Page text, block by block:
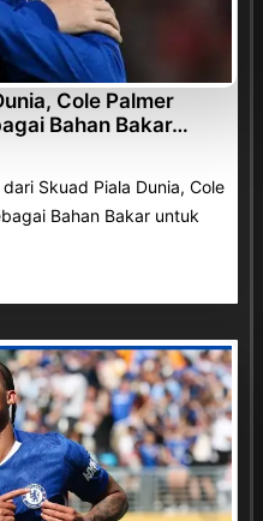
Cole Palmer
Bahan Bakar…
Skuad Piala Dunia, Cole
Bahan Bakar untuk